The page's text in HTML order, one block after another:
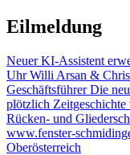
Zu
Inhalten
Eilmeldung
Neuer KI-Assistent
Uhr Willi Arsan &
Geschäftsführer Die
plötzlich Zeitgeschichte
Rücken- und
www.fenster-
Oberösterreich